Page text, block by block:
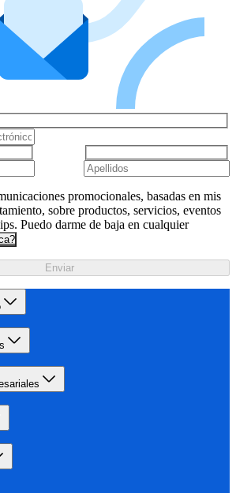
promocionales, basadas en mis
sobre productos, servicios, eventos
Puedo darme de baja en cualquier
Enviar